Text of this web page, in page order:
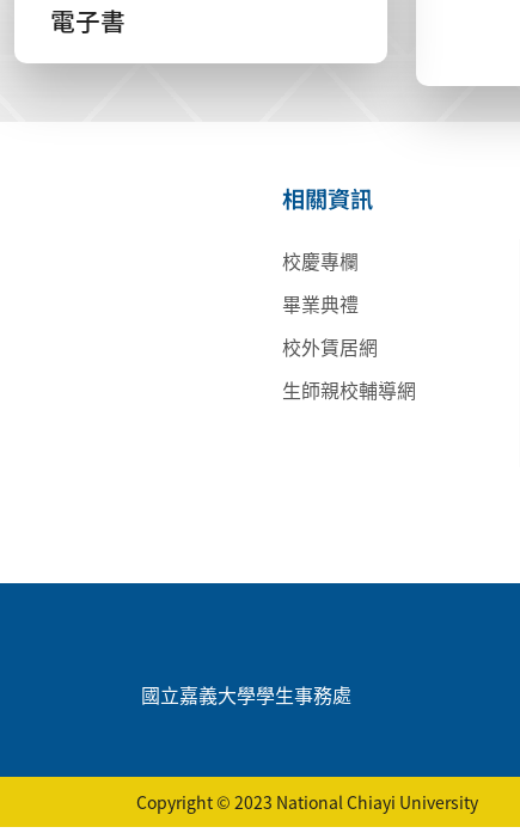
電子書
相關資訊
校慶專欄
畢業典禮
校外賃居網
生師親校輔導網
國立嘉義大學學生事務處
Copyright © 2023 National Chiayi University